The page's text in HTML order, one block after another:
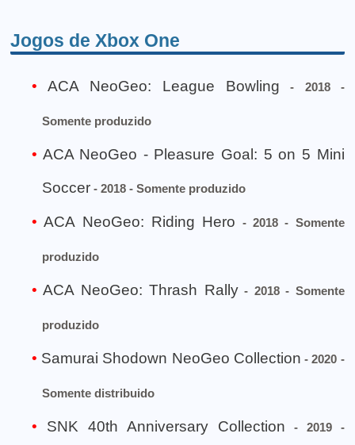
Jogos de Xbox One
ACA NeoGeo: League Bowling - 2018 -
Somente produzido
ACA NeoGeo - Pleasure Goal: 5 on 5 Mini
Soccer - 2018 - Somente produzido
ACA NeoGeo: Riding Hero - 2018 - Somente
produzido
ACA NeoGeo: Thrash Rally- 2018 - Somente
produzido
Samurai Shodown NeoGeo Collection - 2020 -
Somente distribuido
SNK 40th Anniversary Collection - 2019 -